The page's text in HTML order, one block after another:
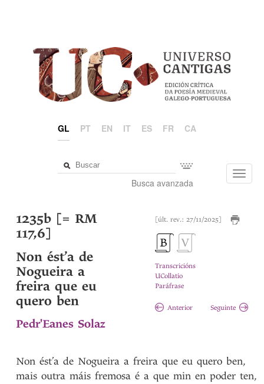
GL PT EN IT ES FR CA
Busca avanzada
[últ. rev.: 27/11/2025]
Transcricións
UCollatio
Paráfrase
Anterior Seguinte
1235b [= RM
117,6]
Non ést’a de
Nogueira a
freira que eu
quero ben
Pedr'Eanes Solaz
Non ést’a de Nogueira a freira que eu quero ben,
mais outra máis fremosa é a que min en poder ten,